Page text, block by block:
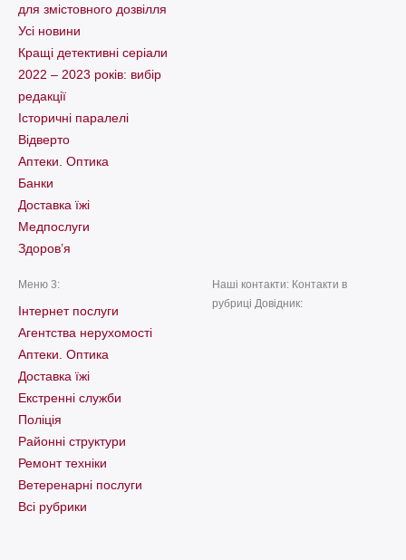
для змістовного дозвілля
Усі новини
Кращі детективні серіали
2022 – 2023 років: вибір
редакції
Історичні паралелі
Відверто
Аптеки. Оптика
Банки
Доставка їжі
Медпослуги
Здоров’я
Меню 3:
Інтернет послуги
Агентства нерухомості
Аптеки. Оптика
Доставка їжі
Екстренні служби
Поліція
Районні структури
Ремонт техніки
Ветеренарні послуги
Всі рубрики
Наші контакти: Контакти в
рубриці Довідник: